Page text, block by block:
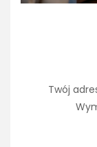
Twój